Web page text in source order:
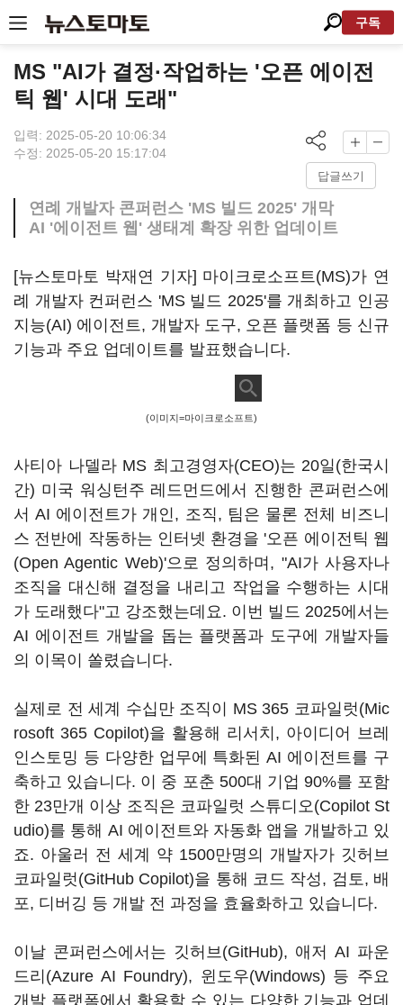
구독
MS "AI가 결정·작업하는 '오픈 에이전
틱 웹' 시대 도래"
입력: 2025-05-20 10:06:34
수정: 2025-05-20 15:17:04
답글쓰기
연례 개발자 콘퍼런스 'MS 빌드 2025' 개막
AI '에이전트 웹' 생태계 확장 위한 업데이트
[뉴스토마토 박재연 기자] 마이크로소프트(MS)가 연
례 개발자 컨퍼런스 'MS 빌드 2025'를 개최하고 인공
지능(AI) 에이전트, 개발자 도구, 오픈 플랫폼 등 신규
기능과 주요 업데이트를 발표했습니다.
(이미지=마이크로소프트)
사티아 나델라 MS 최고경영자(CEO)는 20일(한국시
간) 미국 워싱턴주 레드먼드에서 진행한 콘퍼런스에
서 AI 에이전트가 개인, 조직, 팀은 물론 전체 비즈니
스 전반에 작동하는 인터넷 환경을 '오픈 에이전틱 웹
(Open Agentic Web)'으로 정의하며, "AI가 사용자나
조직을 대신해 결정을 내리고 작업을 수행하는 시대
가 도래했다"고 강조했는데요. 이번 빌드 2025에서는
AI 에이전트 개발을 돕는 플랫폼과 도구에 개발자들
의 이목이 쏠렸습니다.
실제로 전 세계 수십만 조직이 MS 365 코파일럿(Mic
rosoft 365 Copilot)을 활용해 리서치, 아이디어 브레
인스토밍 등 다양한 업무에 특화된 AI 에이전트를 구
축하고 있습니다. 이 중 포춘 500대 기업 90%를 포함
한 23만개 이상 조직은 코파일럿 스튜디오(Copilot St
udio)를 통해 AI 에이전트와 자동화 앱을 개발하고 있
죠. 아울러 전 세계 약 1500만명의 개발자가 깃허브
코파일럿(GitHub Copilot)을 통해 코드 작성, 검토, 배
포, 디버깅 등 개발 전 과정을 효율화하고 있습니다.
이날 콘퍼런스에서는 깃허브(GitHub), 애저 AI 파운
드리(Azure AI Foundry), 윈도우(Windows) 등 주요
개발 플랫폼에서 활용할 수 있는 다양한 기능과 업데